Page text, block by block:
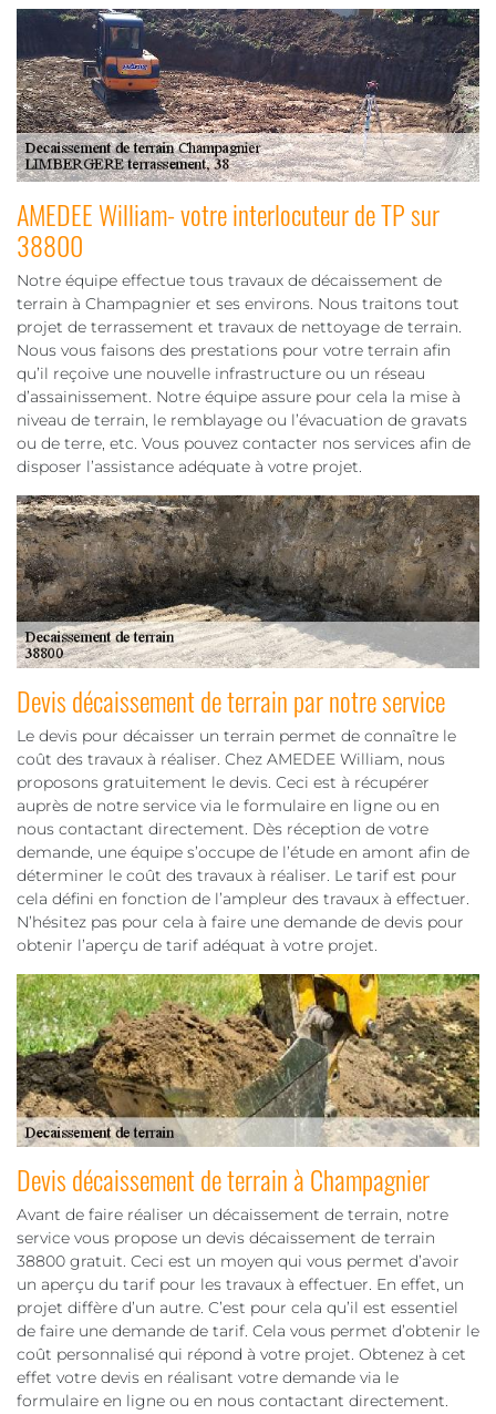
AMEDEE William- votre interlocuteur de TP sur
38800
Notre équipe effectue tous travaux de décaissement de
terrain à Champagnier et ses environs. Nous traitons tout
projet de terrassement et travaux de nettoyage de terrain.
Nous vous faisons des prestations pour votre terrain afin
qu’il reçoive une nouvelle infrastructure ou un réseau
d’assainissement. Notre équipe assure pour cela la mise à
niveau de terrain, le remblayage ou l’évacuation de gravats
ou de terre, etc. Vous pouvez contacter nos services afin de
disposer l’assistance adéquate à votre projet.
Devis décaissement de terrain par notre service
Le devis pour décaisser un terrain permet de connaître le
coût des travaux à réaliser. Chez AMEDEE William, nous
proposons gratuitement le devis. Ceci est à récupérer
auprès de notre service via le formulaire en ligne ou en
nous contactant directement. Dès réception de votre
demande, une équipe s’occupe de l’étude en amont afin de
déterminer le coût des travaux à réaliser. Le tarif est pour
cela défini en fonction de l’ampleur des travaux à effectuer.
N’hésitez pas pour cela à faire une demande de devis pour
obtenir l’aperçu de tarif adéquat à votre projet.
Devis décaissement de terrain à Champagnier
Avant de faire réaliser un décaissement de terrain, notre
service vous propose un devis décaissement de terrain
38800 gratuit. Ceci est un moyen qui vous permet d’avoir
un aperçu du tarif pour les travaux à effectuer. En effet, un
projet diffère d’un autre. C’est pour cela qu’il est essentiel
de faire une demande de tarif. Cela vous permet d’obtenir le
coût personnalisé qui répond à votre projet. Obtenez à cet
effet votre devis en réalisant votre demande via le
formulaire en ligne ou en nous contactant directement.